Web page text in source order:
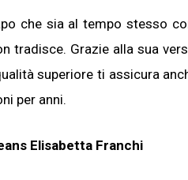
che sia al tempo stesso
tradisce. Grazie alla sua
superiore ti assicura
per anni.
Elisabetta Franchi